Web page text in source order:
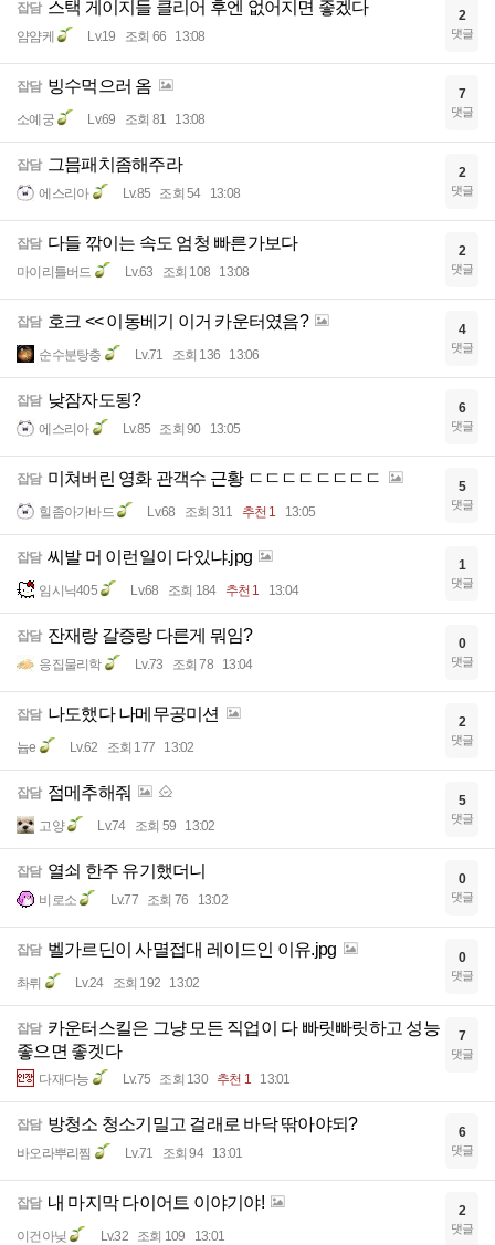
잡담 스택 게이지들 클리어 후엔 없어지면 좋겠다
얌얌케 Lv.19 조회 66 13:08
2
댓글
잡담 빙수먹으러 옴
소예궁 Lv.69 조회 81 13:08
7
댓글
잡담 그믐패치좀해주라
에스리아 Lv.85 조회 54 13:08
2
댓글
잡담 다들 깎이는 속도 엄청 빠른가보다
마이리틀버드 Lv.63 조회 108 13:08
2
댓글
잡담 호크 << 이동베기 이거 카운터였음?
순수분탕충 Lv.71 조회 136 13:06
4
댓글
잡담 낮잠자도됭?
에스리아 Lv.85 조회 90 13:05
6
댓글
잡담 미쳐버린 영화 관객수 근황 ㄷㄷㄷㄷㄷㄷㄷㄷ
힐좀아가바드 Lv.68 조회 311 추천 1 13:05
5
댓글
잡담 씨발 머 이런일이 다있냐.jpg
임시닉405 Lv.68 조회 184 추천 1 13:04
1
댓글
잡담 잔재랑 갈증랑 다른게 뭐임?
응집물리학 Lv.73 조회 78 13:04
0
댓글
잡담 나도했다 나메무공미션
늅e Lv.62 조회 177 13:02
2
댓글
잡담 점메추해줘
고양 Lv.74 조회 59 13:02
5
댓글
잡담 열쇠 한주 유기했더니
비로소 Lv.77 조회 76 13:02
0
댓글
잡담 벨가르딘이 사멸접대 레이드인 이유.jpg
촤뤼 Lv.24 조회 192 13:02
0
댓글
잡담 카운터스킬은 그냥 모든 직업이 다 빠릿빠릿하고 성능
좋으면 좋겟다
다재다능 Lv.75 조회 130 추천 1 13:01
7
댓글
잡담 방청소 청소기밀고 걸래로 바닥 딲아야되?
바오라뿌리찜 Lv.71 조회 94 13:01
6
댓글
잡담 내 마지막 다이어트 이야기야!
이건아닞 Lv.32 조회 109 13:01
2
댓글